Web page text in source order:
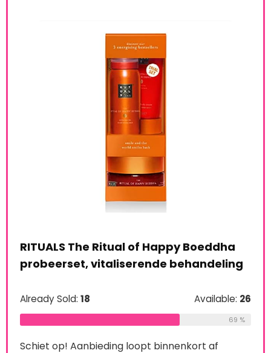
RITUALS The Ritual of Happy Boeddha
probeerset, vitaliserende behandeling
Already Sold: 18 Available: 26
69 %
Schiet op! Aanbieding loopt binnenkort af